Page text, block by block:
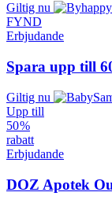
Giltig nu
FYND
Erbjudande
Spara upp till
Giltig nu
Upp till
50 %
rabatt
Erbjudande
DOZ Apotek